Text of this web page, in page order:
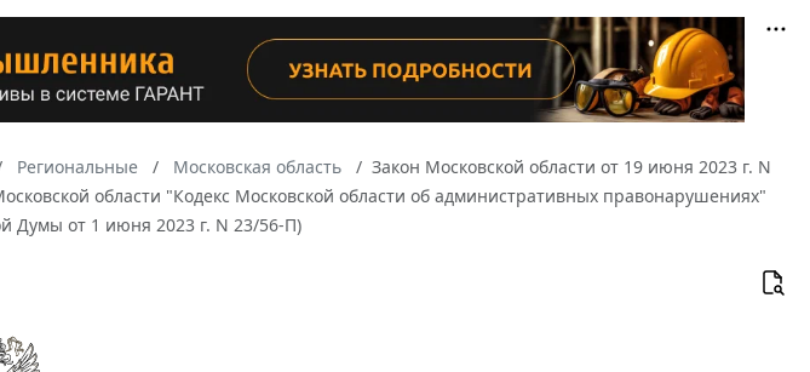
Региональные Московская область
Закон Московской области от 19 июня 2023 г. N
области "Кодекс Московской области об административных правонарушениях"
Думы от 1 июня 2023 г. N 23/56-П)